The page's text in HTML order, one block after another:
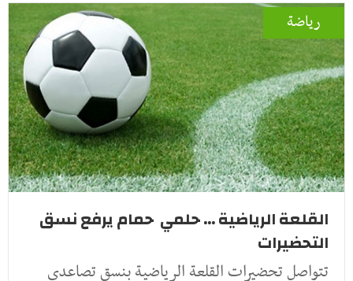
رياضة
القلعة الرياضية ... حلمي حمام يرفع نسق
التحضيرات
تتواصل تحضيرات القلعة الرياضية بنسق تصاعدي